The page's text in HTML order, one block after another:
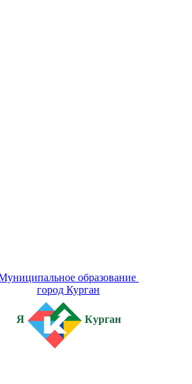
образование
город Курган
Я Курган